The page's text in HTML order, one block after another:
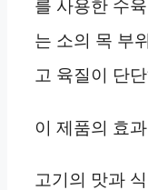
를 사용한 수
는 소의 목 부
고 육질이 단
이 제품의 효
고기의 맛과